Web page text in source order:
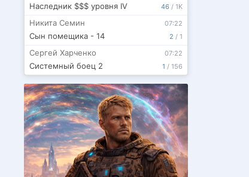
46 / 1K
Наследник $$$ уровня IV
2 / 1
07:22
Никита Семин
Сын помещика - 14
1 / 156
07:22
Сергей Харченко
Системный боец 2